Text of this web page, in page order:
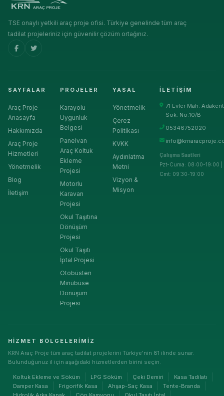
TSE onaylı yetkili araç proje ofisi. Türkiye genelinde tüm araç
tadilat projeleriniz için güvenilir çözüm ortağınız.
SAYFALAR
Araç Proje
Anasayfa
Hakkımızda
Araç Proje
Hizmetleri
Yönetmelik
Blog
İletişim
PROJELER
Karayolu
Uygunluk
Belgesi
Panelvan
Araç Koltuk
Ekleme
Projesi
Motorlu
Karavan
Projesi
Okul Taşıtına
Dönüşüm
Projesi
Okul Taşıtı
İptal Projesi
Otobüsten
Minübüse
Dönüşüm
Projesi
YASAL
Yönetmelik
Çerez
Politikası
KVKK
Aydınlatma
Metni
Vizyon &
Misyon
İLETIŞIM
71 Evler Mah. Adakent
Sok. No:10/B
05346752020
Çalışma Saatleri
Pzt-Cuma: 08:00-19:00 |
Cmt: 09:30-19:00
HIZMET BÖLGELERIMIZ
KRN Araç Proje tüm araç tadilat projelerini Türkiye'nin 81 ilinde sunar.
Bulunduğunuz il için aşağıdaki hizmetlerden birini seçin.
Koltuk Ekleme ve Söküm LPG Söküm Çeki Demiri
Kasa Tadilatı
Damper Kasa
Frigorifik Kasa Ahşap-Saç Kasa
Tente-Branda